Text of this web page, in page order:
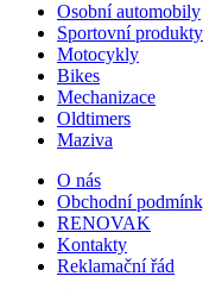
Osobní automobily
Sportovní produkty
Motocykly
Bikes
Mechanizace
Oldtimers
Maziva
O nás
Obchodní
RENOVAK
Kontakty
Reklamační řád